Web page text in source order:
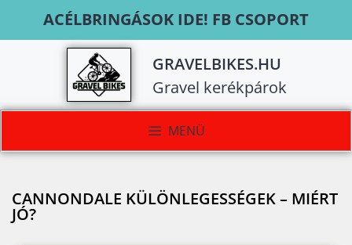
ACÉLBRINGÁSOK IDE! FB CSOPORT
GRAVELBIKES.HU
Gravel kerékpárok
MENÜ
CANNONDALE KÜLÖNLEGESSÉGEK – MIÉRT
JÓ?